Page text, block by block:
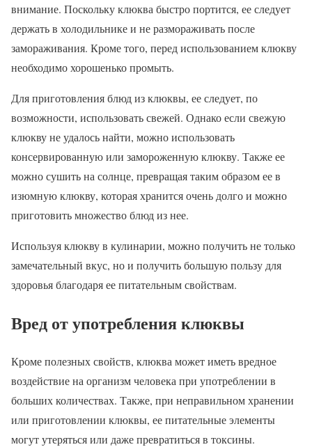
внимание. Поскольку клюква быстро портится, ее следует
держать в холодильнике и не размораживать после
замораживания. Кроме того, перед использованием клюкву
необходимо хорошенько промыть.
Для приготовления блюд из клюквы, ее следует, по
возможности, использовать свежей. Однако если свежую
клюкву не удалось найти, можно использовать
консервированную или замороженную клюкву. Также ее
можно сушить на солнце, превращая таким образом ее в
изюмную клюкву, которая хранится очень долго и можно
приготовить множество блюд из нее.
Используя клюкву в кулинарии, можно получить не только
замечательный вкус, но и получить большую пользу для
здоровья благодаря ее питательным свойствам.
Вред от употребления клюквы
Кроме полезных свойств, клюква может иметь вредное
воздействие на организм человека при употреблении в
больших количествах. Также, при неправильном хранении
или приготовлении клюквы, ее питательные элементы
могут утеряться или даже превратиться в токсины.